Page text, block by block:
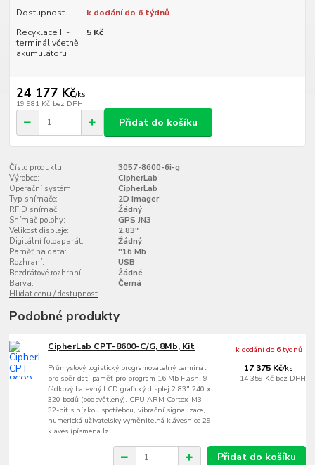
Dostupnost
k dodání do 6 týdnů
Recyklace II -
terminál včetně
akumulátoru
5 Kč
24 177 Kč/ks
19 981 Kč bez DPH
Přidat do košíku
Číslo produktu:
3057-8600-6i-g
Výrobce:
CipherLab
Operační systém:
CipherLab
Typ snímače:
2D Imager
RFID snímač:
Žádný
Snímač polohy:
GPS JN3
Velikost displeje:
2.83"
Digitální fotoaparát:
Žádný
Paměť na data:
''16 Mb
Rozhraní:
USB
Bezdrátové rozhraní:
Žádné
Barva:
Černá
Hlídat cenu / dostupnost
Podobné produkty
CipherLab CPT-8600-C/G, 8Mb, Kit
Průmyslový logistický programovatelný terminál
pro sběr dat, paměť pro program 16 Mb Flash, 9
řádkový barevný LCD grafický displej 2.83" 240 x
320 bodů (podsvětlený), CPU ARM Cortex-M3
32-bit s nízkou spotřebou, vibrační signalizace,
numerická uživatelsky vyměnitelná klávesnice 29
kláves (písmena lz...
17 375 Kč/ks
14 359 Kč bez DPH
k dodání do 6 týdnů
Přidat do košíku